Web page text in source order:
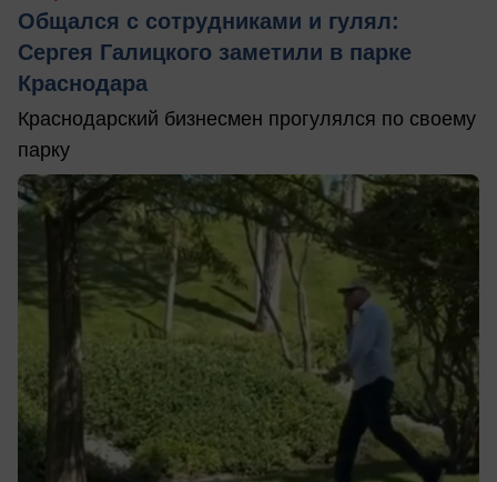
Общался с сотрудниками и гулял:
Сергея Галицкого заметили в парке
Краснодара
Краснодарский бизнесмен прогулялся по своему
парку